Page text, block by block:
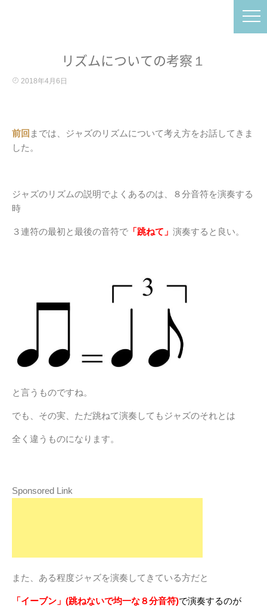
リズムについての考察１
2018年4月6日
前回 までは、ジャズのリズムについて考え方をお話してきま
した。
ジャズのリズムの説明でよくあるのは、８分音符を演奏する
時
３連符の最初と最後の音符で 「跳ねて」 演奏すると良い。
と言うものですね。
でも、その実、ただ跳ねて演奏してもジャズのそれとは
全く違うものになります。
Sponsored Link
また、ある程度ジャズを演奏してきている方だと
「イーブン」(跳ねないで均一な８分音符)で演奏するのが